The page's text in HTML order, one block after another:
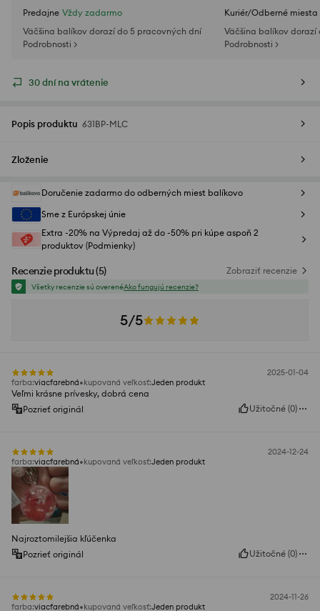
Predajne Vždy zadarmo
Väčšina balíkov dorazí do 5 pracovných dní
Podrobnosti >
Kuriér/Odberné miesta
Väčšina balíkov
Podrobnosti >
30 dní na vrátenie
Popis produktu 631BP-MLC
Zloženie
Doručenie zadarmo do odberných miest balíkovo
Sme z Európskej únie
Extra -20% na Výpredaj až do -50% pri kúpe aspoň 2
produktov (Podmienky)
Recenzie produktu(5) Zobraziť recenzie
Všetky recenzie sú overenéAko fungujú recenzie?
5/5
2025-01-04
farba:viacfarebná kupovaná veľkosť:Jeden produkt
Veľmi krásne prívesky, dobrá cena
Pozrieť originál
Užitočné (0)
2024-12-24
farba:viacfarebná kupovaná veľkosť:Jeden produkt
Najroztomilejšia kľúčenka
Pozrieť originál
Užitočné (0)
2024-11-26
farba:viacfarebná kupovaná veľkosť:Jeden produkt